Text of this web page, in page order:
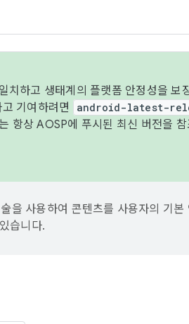
치하고 생태계의 플랫폼 안정성을 보
기여하려면
android-latest-
항상 AOSP에 푸시된 최신 버전을
을 사용하여 콘텐츠를 사용자의 기본
습니다.